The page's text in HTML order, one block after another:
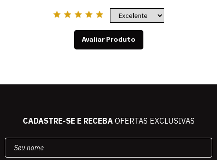
Avaliar Produto
CADASTRE-SE E RECEBAOFERTAS EXCLUSIVAS